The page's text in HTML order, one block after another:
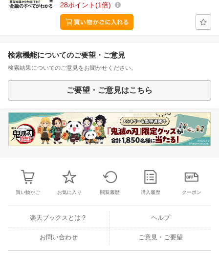
28ポイント 1倍
検索機能についてのご要望・ご意見
検索結果についてのご意見をお聞かせください。
ご要望・ご意見はこちら
買い物かご お気に入り 閲覧履歴 購入履歴 クーポン
楽天ブックスとは？ ヘルプ
お問い合わせ ご意見・ご要望